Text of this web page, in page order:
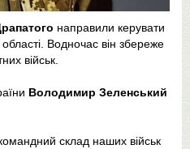
направили керувати
Водночас він збереже
військ.
Володимир Зеленський
склад наших військ